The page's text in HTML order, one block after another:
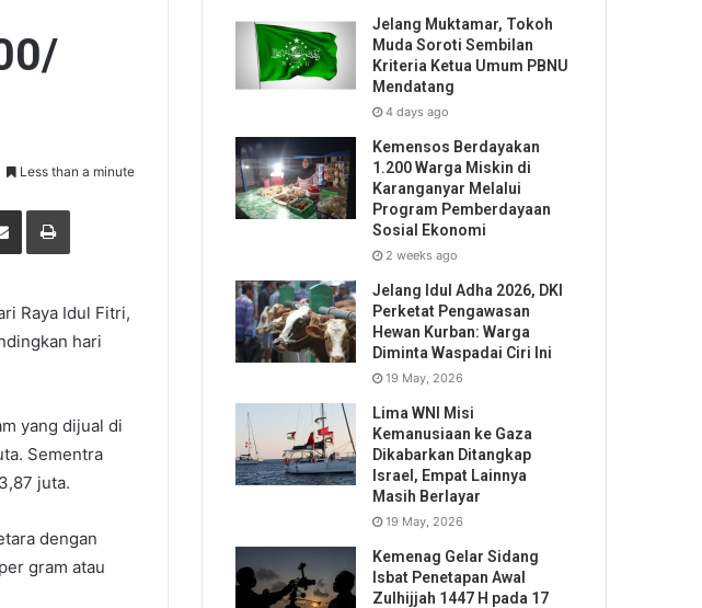
Less than a minute
Share via Email Print
Raya Idul Fitri,
hari
yang dijual di
Sementra
juta.
dengan
gram atau
Jelang Muktamar, Tokoh
Muda Soroti Sembilan
Kriteria Ketua Umum PBNU
Mendatang
4 days ago
Kemensos Berdayakan
1.200 Warga Miskin di
Karanganyar Melalui
Program Pemberdayaan
Sosial Ekonomi
2 weeks ago
Jelang Idul Adha 2026, DKI
Perketat Pengawasan
Hewan Kurban: Warga
Diminta Waspadai Ciri Ini
19 May, 2026
Lima WNI Misi
Kemanusiaan ke Gaza
Dikabarkan Ditangkap
Israel, Empat Lainnya
Masih Berlayar
19 May, 2026
Kemenag Gelar Sidang
Isbat Penetapan Awal
Zulhijjah 1447 H pada 17